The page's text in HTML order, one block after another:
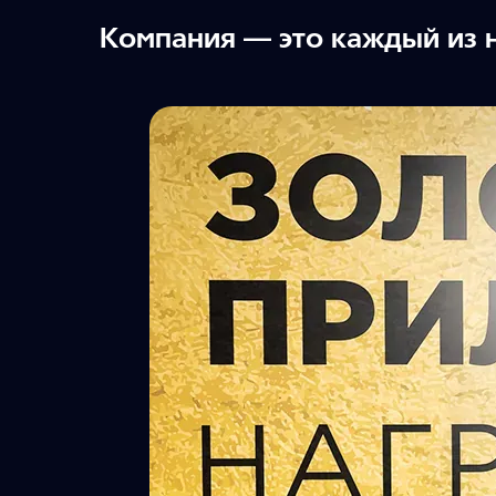
Компания — это каждый из